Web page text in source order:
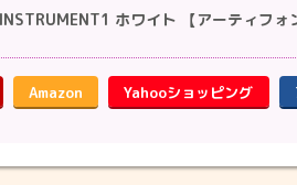
ホワイト 【アーティフォ
Amazon Yahooショッピング